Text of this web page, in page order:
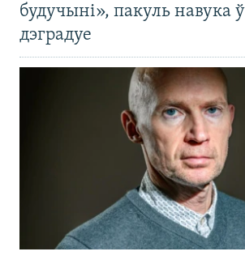
будучыні», пакуль навука
дэградуе